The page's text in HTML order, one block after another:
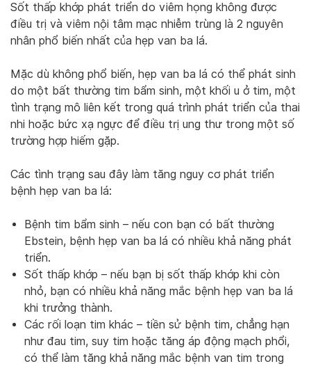
Sốt thấp khớp phát triển do viêm họng không được
điều trị và viêm nội tâm mạc nhiễm trùng là 2 nguyên
nhân phổ biến nhất của hẹp van ba lá.
Mặc dù không phổ biến, hẹp van ba lá có thể phát sinh
do một bất thường tim bẩm sinh, một khối u ở tim, một
tình trạng mô liên kết trong quá trình phát triển của thai
nhi hoặc bức xạ ngực để điều trị ung thư trong một số
trường hợp hiếm gặp.
Các tình trạng sau đây làm tăng nguy cơ phát triển
bệnh hẹp van ba lá:
Bệnh tim bẩm sinh – nếu con bạn có bất thường
Ebstein, bệnh hẹp van ba lá có nhiều khả năng phát
triển.
Sốt thấp khớp – nếu bạn bị sốt thấp khớp khi còn
nhỏ, bạn có nhiều khả năng mắc bệnh hẹp van ba lá
khi trưởng thành.
Các rối loạn tim khác – tiền sử bệnh tim, chẳng hạn
như đau tim, suy tim hoặc tăng áp động mạch phổi,
có thể làm tăng khả năng mắc bệnh van tim trong